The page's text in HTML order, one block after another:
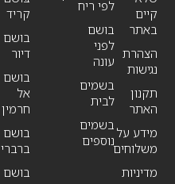
קיים
באתר
הצהרת
נגישות
תקנון
האתר
מידע על
משלוחים
מדיניות
לפי ריח
בושם
לפני
עונה
בשמים
לבית
בשמים
נוספים
קריד
בושם
דיור
בושם
אל
חרמין
בושם
ברברי
בושם